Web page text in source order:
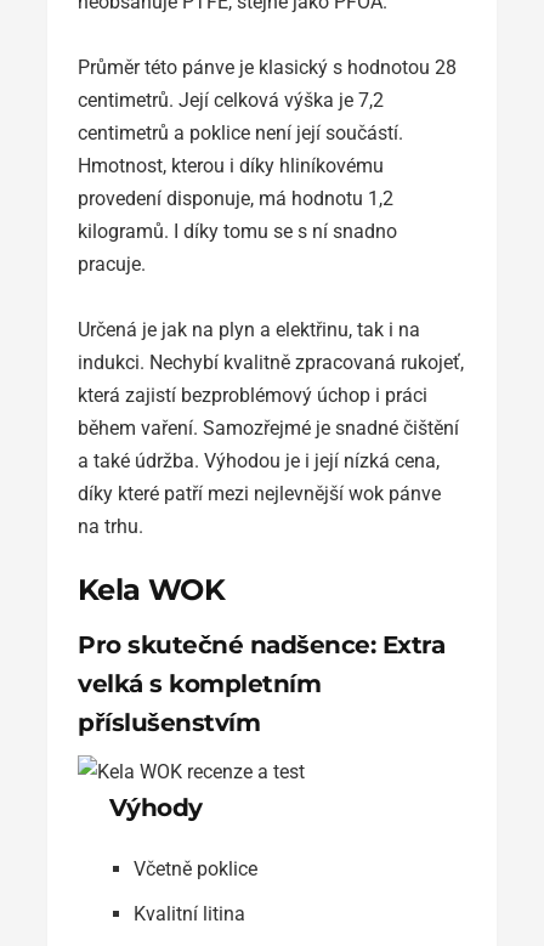
Průměr této pánve je klasický s hodnotou 28
centimetrů. Její celková výška je 7,2
centimetrů a poklice není její součástí.
Hmotnost, kterou i díky hliníkovému
provedení disponuje, má hodnotu 1,2
kilogramů. I díky tomu se s ní snadno
pracuje.
Určená je jak na plyn a elektřinu, tak i na
indukci. Nechybí kvalitně zpracovaná rukojeť,
která zajistí bezproblémový úchop i práci
během vaření. Samozřejmé je snadné čištění
a také údržba. Výhodou je i její nízká cena,
díky které patří mezi nejlevnější wok pánve
na trhu.
Kela WOK
Pro skutečné nadšence: Extra
velká s kompletním
příslušenstvím
Výhody
Včetně poklice
Kvalitní litina